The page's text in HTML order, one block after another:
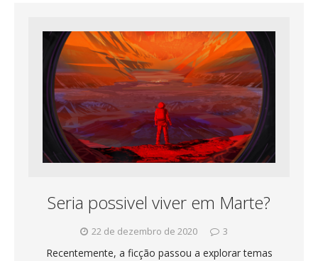
Seria possivel viver em Marte?
22 de dezembro de 2020 3
Recentemente, a ficção passou a explorar temas